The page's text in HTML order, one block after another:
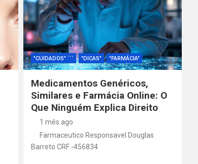
"CUIDADOS" ``` "DICAS" "FARMÁCIA"
Medicamentos Genéricos,
Similares e Farmácia Online: O
Que Ninguém Explica Direito
1 mês ago
Farmaceutico Responsavel Douglas
Barreto CRF -456834